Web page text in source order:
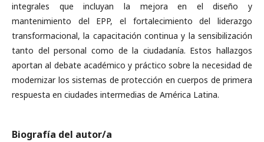
integrales que incluyan la mejora en el diseño y
mantenimiento del EPP, el fortalecimiento del liderazgo
transformacional, la capacitación continua y la sensibilización
tanto del personal como de la ciudadanía. Estos hallazgos
aportan al debate académico y práctico sobre la necesidad de
modernizar los sistemas de protección en cuerpos de primera
respuesta en ciudades intermedias de América Latina.
Biografía del autor/a